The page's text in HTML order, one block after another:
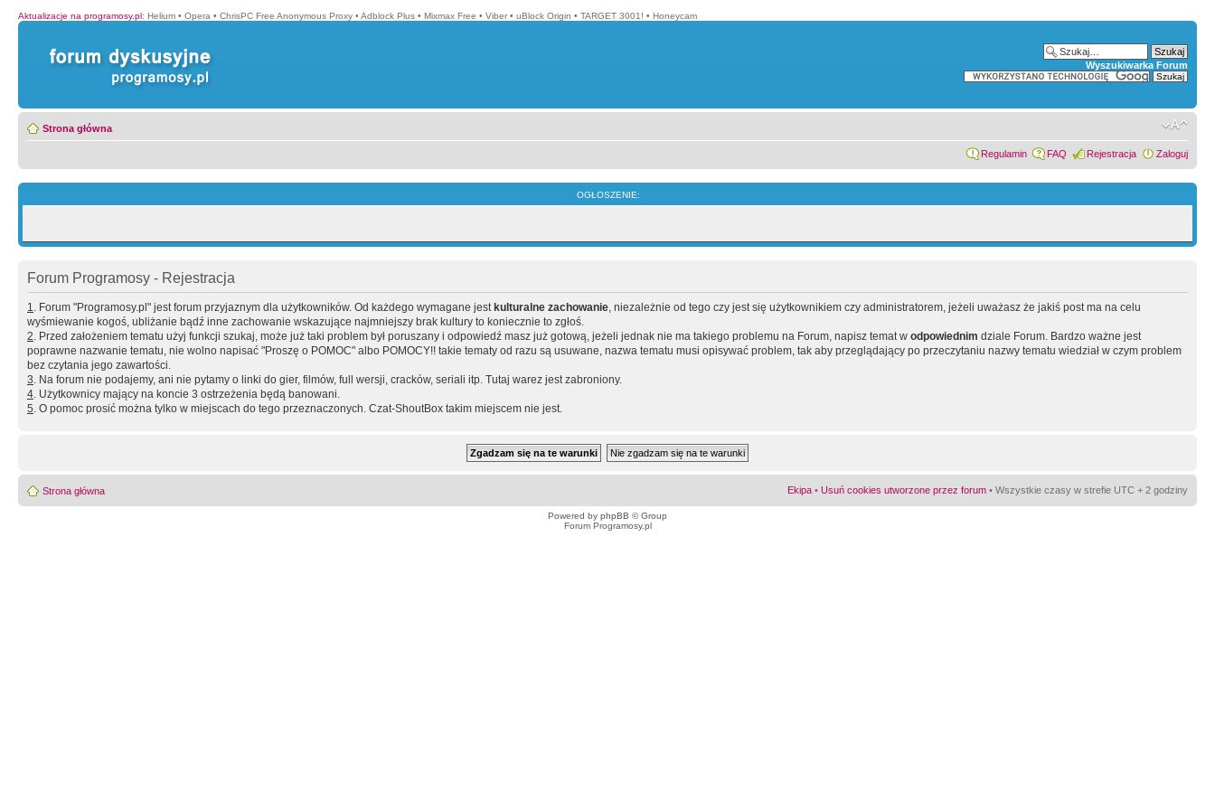
Aktualizacje na programosy.pl: Helium • Opera • ChrisPC Free Anonymous Proxy • Adblock Plus • Mixmax Free • Viber • uBlock Origin • TARGET 3001! • Honeycam
Wyszukiwarka Forum
Strona główna
Regulamin FAQ Rejestracja Zaloguj
OGŁOSZENIE:
Forum Programosy - Rejestracja
1. Forum "Programosy.pl" jest forum przyjaznym dla użytkowników. Od każdego wymagane jest kulturalne zachowanie, niezależnie od tego czy jest się użytkownikiem czy administratorem, jeżeli uważasz że jakiś post ma na celu
wyśmiewanie kogoś, ubliżanie bądź inne zachowanie wskazujące najmniejszy brak kultury to koniecznie to zgłoś.
2. Przed założeniem tematu użyj funkcji szukaj, może już taki problem był poruszany i odpowiedź masz już gotową, jeżeli jednak nie ma takiego problemu na Forum, napisz temat w odpowiednim dziale Forum. Bardzo ważne jest
poprawne nazwanie tematu, nie wolno napisać "Proszę o POMOC" albo POMOCY!! takie tematy od razu są usuwane, nazwa tematu musi opisywać problem, tak aby przeglądający po przeczytaniu nazwy tematu wiedział w czym problem
bez czytania jego zawartości.
3. Na forum nie podajemy, ani nie pytamy o linki do gier, filmów, full wersji, cracków, seriali itp. Tutaj warez jest zabroniony.
4. Użytkownicy mający na koncie 3 ostrzeżenia będą banowani.
5. O pomoc prosić można tylko w miejscach do tego przeznaczonych. Czat-ShoutBox takim miejscem nie jest.
Strona główna Ekipa • Usuń cookies utworzone przez forum • Wszystkie czasy w strefie UTC + 2 godziny
Powered by phpBB © Group
Forum Programosy.pl